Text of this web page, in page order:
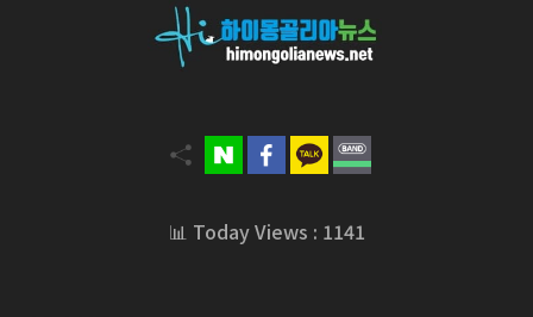
📊 Today Views : 1141